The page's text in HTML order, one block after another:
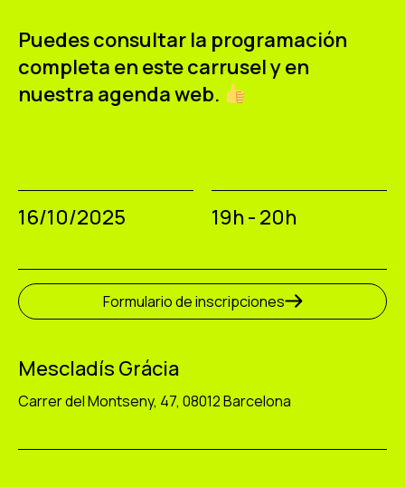
Puedes consultar la programación
completa en este carrusel y en
nuestra agenda web.
16/10/2025 19h - 20h
Formulario de inscripciones
Mescladís Grácia
Carrer del Montseny, 47, 08012 Barcelona